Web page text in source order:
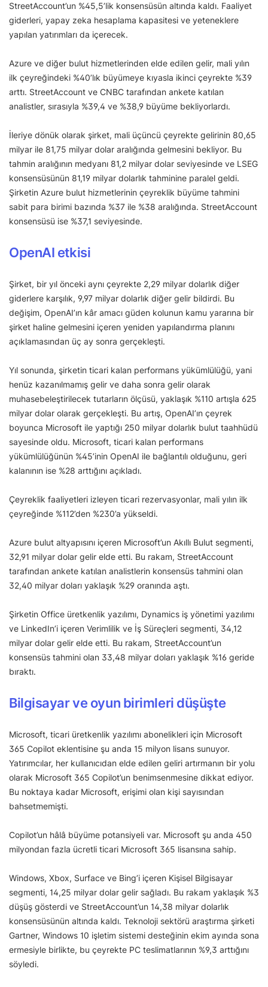
StreetAccount’un %45,5’lik konsensüsün altında kaldı. Faaliyet
giderleri, yapay zeka hesaplama kapasitesi ve yeteneklere
yapılan yatırımları da içerecek.
Azure ve diğer bulut hizmetlerinden elde edilen gelir, mali yılın
ilk çeyreğindeki %40’lık büyümeye kıyasla ikinci çeyrekte %39
arttı. StreetAccount ve CNBC tarafından ankete katılan
analistler, sırasıyla %39,4 ve %38,9 büyüme bekliyorlardı.
İleriye dönük olarak şirket, mali üçüncü çeyrekte gelirinin 80,65
milyar ile 81,75 milyar dolar aralığında gelmesini bekliyor. Bu
tahmin aralığının medyanı 81,2 milyar dolar seviyesinde ve LSEG
konsensüsünün 81,19 milyar dolarlık tahminine paralel geldi.
Şirketin Azure bulut hizmetlerinin çeyreklik büyüme tahmini
sabit para birimi bazında %37 ile %38 aralığında. StreetAccount
konsensüsü ise %37,1 seviyesinde.
OpenAI etkisi
Şirket, bir yıl önceki aynı çeyrekte 2,29 milyar dolarlık diğer
giderlere karşılık, 9,97 milyar dolarlık diğer gelir bildirdi. Bu
değişim, OpenAI’ın kâr amacı güden kolunun kamu yararına bir
şirket haline gelmesini içeren yeniden yapılandırma planını
açıklamasından üç ay sonra gerçekleşti.
Yıl sonunda, şirketin ticari kalan performans yükümlülüğü, yani
henüz kazanılmamış gelir ve daha sonra gelir olarak
muhasebeleştirilecek tutarların ölçüsü, yaklaşık %110 artışla 625
milyar dolar olarak gerçekleşti. Bu artış, OpenAI’ın çeyrek
boyunca Microsoft ile yaptığı 250 milyar dolarlık bulut taahhüdü
sayesinde oldu. Microsoft, ticari kalan performans
yükümlülüğünün %45’inin OpenAI ile bağlantılı olduğunu, geri
kalanının ise %28 arttığını açıkladı.
Çeyreklik faaliyetleri izleyen ticari rezervasyonlar, mali yılın ilk
çeyreğinde %112’den %230’a yükseldi.
Azure bulut altyapısını içeren Microsoft’un Akıllı Bulut segmenti,
32,91 milyar dolar gelir elde etti. Bu rakam, StreetAccount
tarafından ankete katılan analistlerin konsensüs tahmini olan
32,40 milyar doları yaklaşık %29 oranında aştı.
Şirketin Office üretkenlik yazılımı, Dynamics iş yönetimi yazılımı
ve LinkedIn’i içeren Verimlilik ve İş Süreçleri segmenti, 34,12
milyar dolar gelir elde etti. Bu rakam, StreetAccount’un
konsensüs tahmini olan 33,48 milyar doları yaklaşık %16 geride
bıraktı.
Bilgisayar ve oyun birimleri düşüşte
Microsoft, ticari üretkenlik yazılımı abonelikleri için Microsoft
365 Copilot eklentisine şu anda 15 milyon lisans sunuyor.
Yatırımcılar, her kullanıcıdan elde edilen geliri artırmanın bir yolu
olarak Microsoft 365 Copilot’un benimsenmesine dikkat ediyor.
Bu noktaya kadar Microsoft, erişimi olan kişi sayısından
bahsetmemişti.
Copilot’un hâlâ büyüme potansiyeli var. Microsoft şu anda 450
milyondan fazla ücretli ticari Microsoft 365 lisansına sahip.
Windows, Xbox, Surface ve Bing’i içeren Kişisel Bilgisayar
segmenti, 14,25 milyar dolar gelir sağladı. Bu rakam yaklaşık %3
düşüş gösterdi ve StreetAccount’un 14,38 milyar dolarlık
konsensüsünün altında kaldı. Teknoloji sektörü araştırma şirketi
Gartner, Windows 10 işletim sistemi desteğinin ekim ayında sona
ermesiyle birlikte, bu çeyrekte PC teslimatlarının %9,3 arttığını
söyledi.